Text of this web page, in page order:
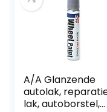
A/A Glanzende
autolak,
lak, autoborstel,